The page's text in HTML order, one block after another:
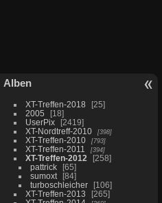
Alben
XT-Treffen-2018
25
2005
18
UserPix
2419
XT-Nordtreff-2010
398
XT-Treffen-2010 793
XT-Treffen-2011 394
XT-Treffen-2012
258
pattrick
65
sumoxt
84
turboschleicher
106
XT-Treffen-2013
265